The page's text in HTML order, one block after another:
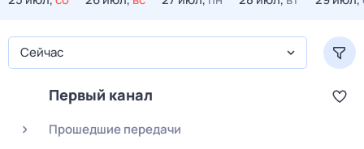
Сейчас
Первый канал
Прошедшие передачи